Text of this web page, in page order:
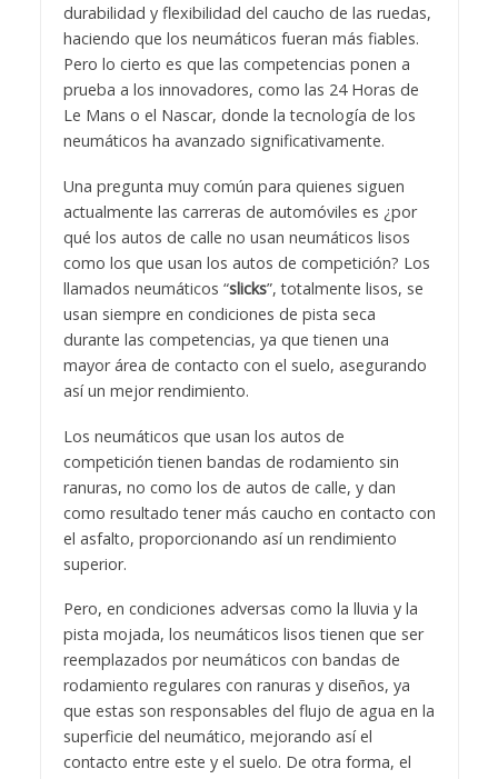
durabilidad y flexibilidad del caucho de las ruedas,
haciendo que los neumáticos fueran más fiables.
Pero lo cierto es que las competencias ponen a
prueba a los innovadores, como las 24 Horas de
Le Mans o el Nascar, donde la tecnología de los
neumáticos ha avanzado significativamente.
Una pregunta muy común para quienes siguen
actualmente las carreras de automóviles es ¿por
qué los autos de calle no usan neumáticos lisos
como los que usan los autos de competición? Los
llamados neumáticos “slicks”, totalmente lisos, se
usan siempre en condiciones de pista seca
durante las competencias, ya que tienen una
mayor área de contacto con el suelo, asegurando
así un mejor rendimiento.
Los neumáticos que usan los autos de
competición tienen bandas de rodamiento sin
ranuras, no como los de autos de calle, y dan
como resultado tener más caucho en contacto con
el asfalto, proporcionando así un rendimiento
superior.
Pero, en condiciones adversas como la lluvia y la
pista mojada, los neumáticos lisos tienen que ser
reemplazados por neumáticos con bandas de
rodamiento regulares con ranuras y diseños, ya
que estas son responsables del flujo de agua en la
superficie del neumático, mejorando así el
contacto entre este y el suelo. De otra forma, el